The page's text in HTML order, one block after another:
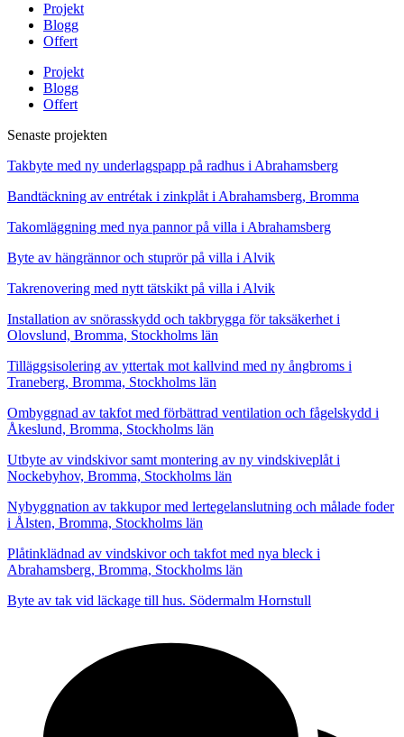
Projekt
Blogg
Offert
Projekt
Blogg
Offert
Senaste projekten
Takbyte med ny underlagspapp på radhus i Abrahamsberg
Bandtäckning av entrétak i zinkplåt i Abrahamsberg, Bromma
Takomläggning med nya pannor på villa i Abrahamsberg
Byte av hängrännor och stuprör på villa i Alvik
Takrenovering med nytt tätskikt på villa i Alvik
Installation av snörasskydd och takbrygga för taksäkerhet i
Olovslund, Bromma, Stockholms län
Tilläggsisolering av yttertak mot kallvind med ny ångbroms i
Traneberg, Bromma, Stockholms län
Ombyggnad av takfot med förbättrad ventilation och fågelskydd i
Åkeslund, Bromma, Stockholms län
Utbyte av vindskivor samt montering av ny vindskiveplåt i
Nockebyhov, Bromma, Stockholms län
Nybyggnation av takkupor med lertegelanslutning och målade foder
i Ålsten, Bromma, Stockholms län
Plåtinklädnad av vindskivor och takfot med nya bleck i
Abrahamsberg, Bromma, Stockholms län
Byte av tak vid läckage till hus. Södermalm Hornstull